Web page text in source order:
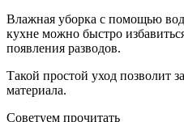
Влажная уборка с помощью
кухне можно быстро
появления разводов.
Такой простой уход позволит
материала.
Советуем прочитать